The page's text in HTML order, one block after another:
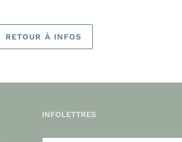
RETOUR À INFOS
INFOLETTRES